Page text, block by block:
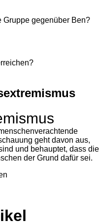
Gruppe gegenüber Ben?
geht davon aus,
und behauptet, dass die
der Grund dafür sei.